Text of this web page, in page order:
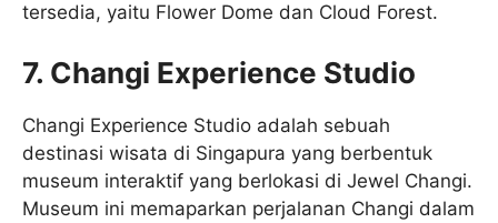
tersedia, yaitu Flower Dome dan Cloud Forest.
7. Changi Experience Studio
Changi Experience Studio adalah sebuah
destinasi wisata di Singapura yang berbentuk
museum interaktif yang berlokasi di Jewel Changi.
Museum ini memaparkan perjalanan Changi dalam